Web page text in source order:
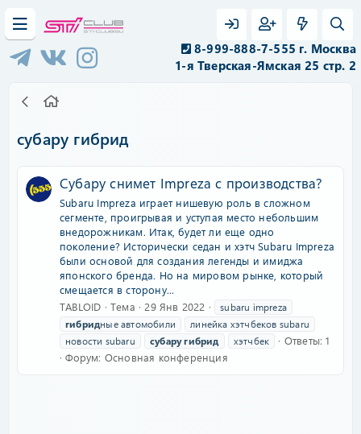
8-999-888-7-555 г. Москва
1-я Тверская-Ямская 25 стр. 2
субару гибрид
Субару снимет Impreza с производства?
Subaru Impreza играет нишевую роль в сложном
сегменте, проигрывая и уступая место небольшим
внедорожникам. Итак, будет ли еще одно
поколение? Исторически седан и хэтч Subaru Impreza
были основой для создания легенды и имиджа
японского бренда. Но на мировом рынке, который
смещается в сторону...
TABLOID
Тема 29 Янв 2022
subaru impreza
гибридные автомобили
линейка хэтчбеков subaru
новости subaru
субару гибрид хэтчбек
Ответы: 1
Форум: Основная конференция